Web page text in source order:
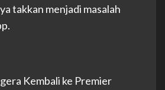
takkan menjadi masalah
Kembali ke Premier